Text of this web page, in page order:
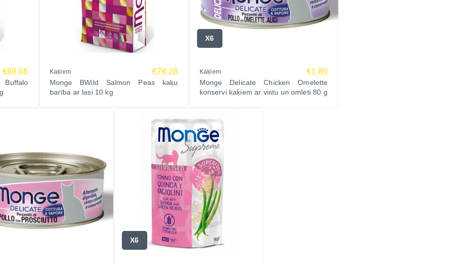
€69.65 Kaķiem €78.28
Monge BWild Salmon Peas kaķu
barība ar lasi 10 kg
X6
Kaķiem €1.85
Monge Delicate Chicken Omelette
konservi kaķiem ar vistu un omleti 80 g
X6